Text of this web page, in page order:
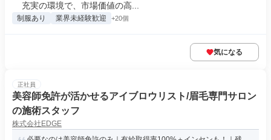
充実の環境で、市場価値の高...
制服あり 業界未経験歓迎 +20個
気になる
正社員
美容師免許が活かせるアイブロウリスト/眉毛専門サロン
の施術スタッフ
株式会社EDGE